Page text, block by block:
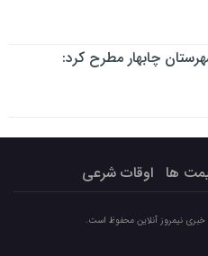
چابهار مطرح کرد:
ها اوقات شرعی
نیمروز آنلاین محفوظ است.